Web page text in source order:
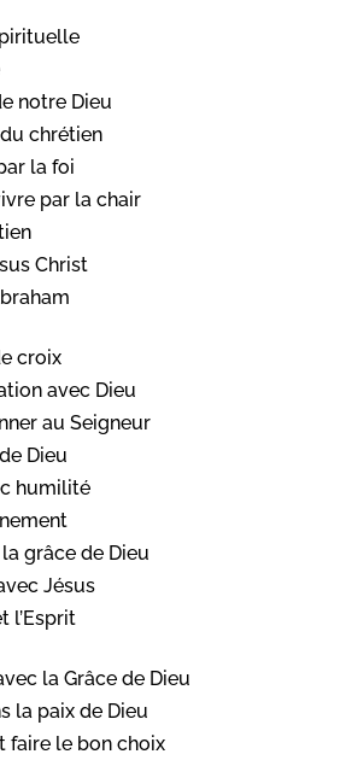
notre Dieu
chrétien
la foi
par la chair
Christ
croix
avec Dieu
au Seigneur
Dieu
humilité
grâce de Dieu
Jésus
l’Esprit
la Grâce de Dieu
la paix de Dieu
faire le bon choix